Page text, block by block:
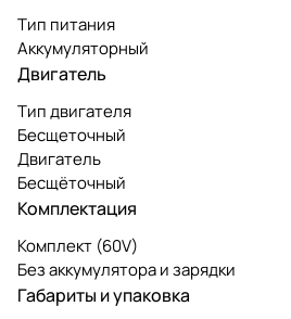
Тип питания
Аккумуляторный
Двигатель
Тип двигателя
Бесщеточный
Двигатель
Бесщёточный
Комплектация
Комплект (60V)
Без аккумулятора и зарядки
Габариты и упаковка